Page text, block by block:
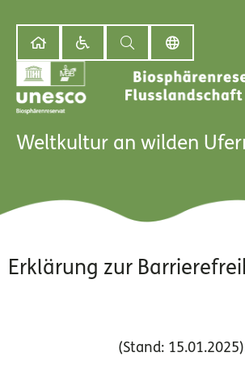
Weltkultur an wilden
Erklärung zur
(Stand: 15.01.2025)